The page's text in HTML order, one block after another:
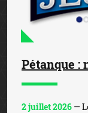
Pétanque :
2 juillet 2026 —